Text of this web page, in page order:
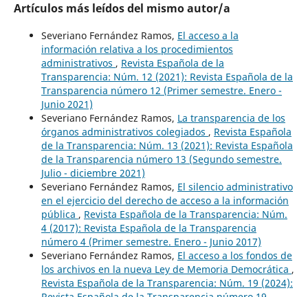
Artículos más leídos del mismo autor/a
Severiano Fernández Ramos, El acceso a la
información relativa a los procedimientos
administrativos , Revista Española de la
Transparencia: Núm. 12 (2021): Revista Española de la
Transparencia número 12 (Primer semestre. Enero -
Junio 2021)
Severiano Fernández Ramos, La transparencia de los
órganos administrativos colegiados , Revista Española
de la Transparencia: Núm. 13 (2021): Revista Española
de la Transparencia número 13 (Segundo semestre.
Julio - diciembre 2021)
Severiano Fernández Ramos, El silencio administrativo
en el ejercicio del derecho de acceso a la información
pública , Revista Española de la Transparencia: Núm.
4 (2017): Revista Española de la Transparencia
número 4 (Primer semestre. Enero - Junio 2017)
Severiano Fernández Ramos, El acceso a los fondos de
los archivos en la nueva Ley de Memoria Democrática ,
Revista Española de la Transparencia: Núm. 19 (2024):